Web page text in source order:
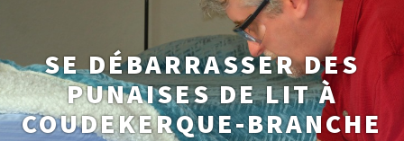
SE DÉBARRASSER DES
PUNAISES DE LIT À
COUDEKERQUE-BRANCHE